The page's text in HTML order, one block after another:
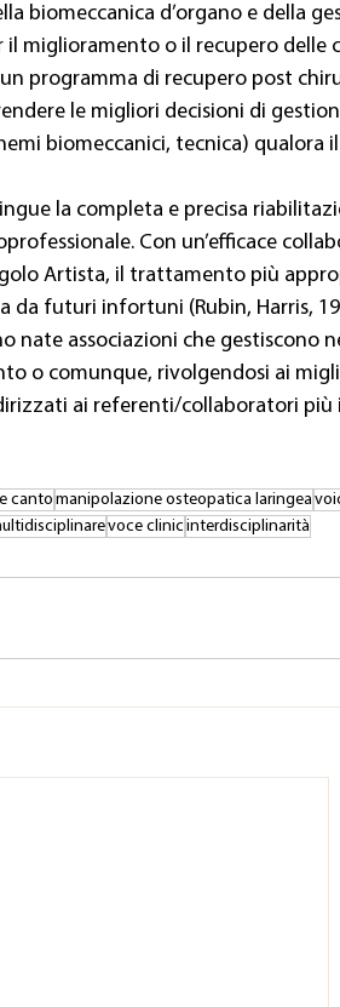
biomeccanica d’organo e della
miglioramento o il recupero delle
programma di recupero post
le migliori decisioni di
biomeccanici, tecnica) qualora
la completa e precisa
Con un’efficace
Artista, il trattamento più
futuri infortuni (Rubin, Harris,
nate associazioni che gestiscono
o comunque, rivolgendosi ai
ai referenti/collaboratori più
canto manipolazione osteopatica laringea
voce clinic interdisciplinarità